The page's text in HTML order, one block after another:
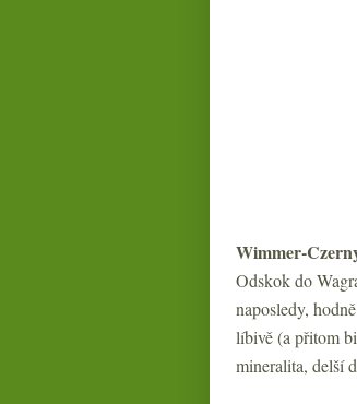
Wimmer-
Odskok do
naposledy,
líbivě (a přitom
mineralita, delší